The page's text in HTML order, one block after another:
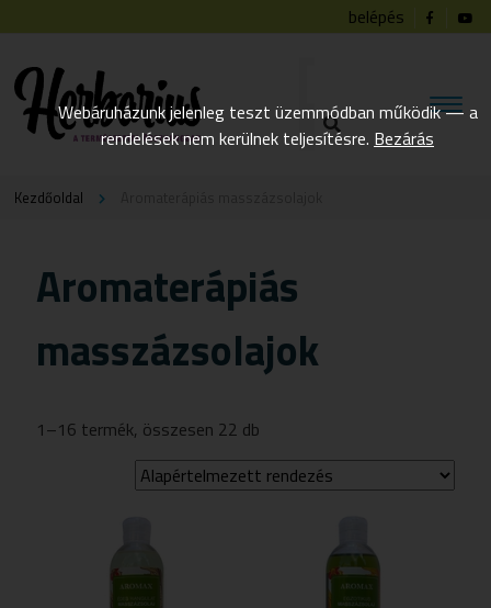
belépés
Kezdőoldal
Aromaterápiás
masszázsolajok
1–16 termék, összesen 22 db
Webáruházunk jelenleg teszt üzemmódban működik — a
rendelések nem kerülnek teljesítésre. Bezárás